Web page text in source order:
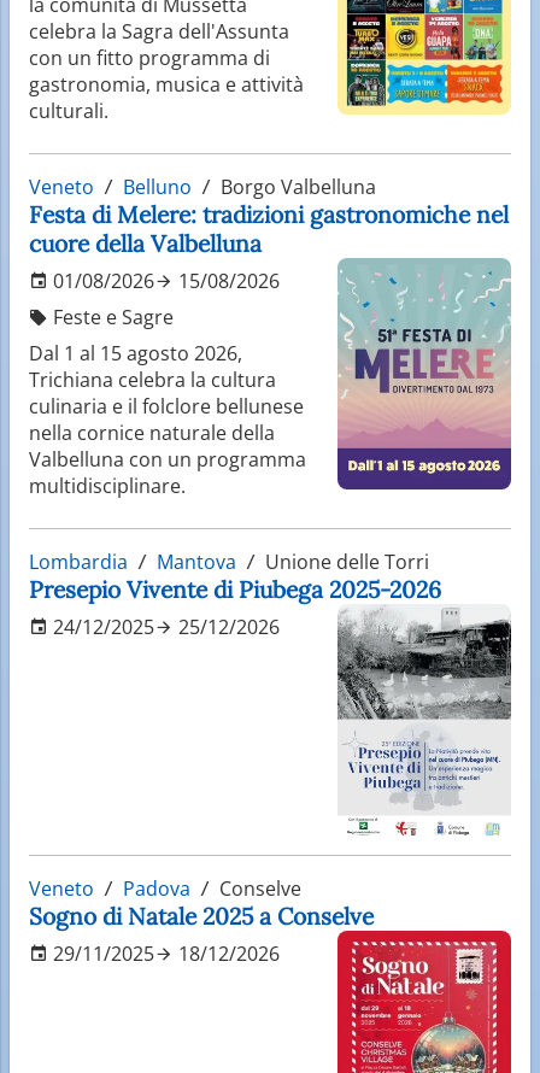
celebra la Sagra dell'Assunta
con un fitto programma di
gastronomia, musica e attività
culturali.
Veneto Belluno Borgo Valbelluna
Festa di Melere: tradizioni gastronomiche nel
cuore della Valbelluna
01/08/2026
15/08/2026
Feste e Sagre
Dal 1 al 15 agosto 2026,
Trichiana celebra la cultura
culinaria e il folclore bellunese
nella cornice naturale della
Valbelluna con un programma
multidisciplinare.
Lombardia Mantova Unione delle Torri
Presepio Vivente di Piubega 2025-2026
24/12/2025 25/12/2026
Veneto Padova Conselve
Sogno di Natale 2025 a Conselve
29/11/2025 18/12/2026